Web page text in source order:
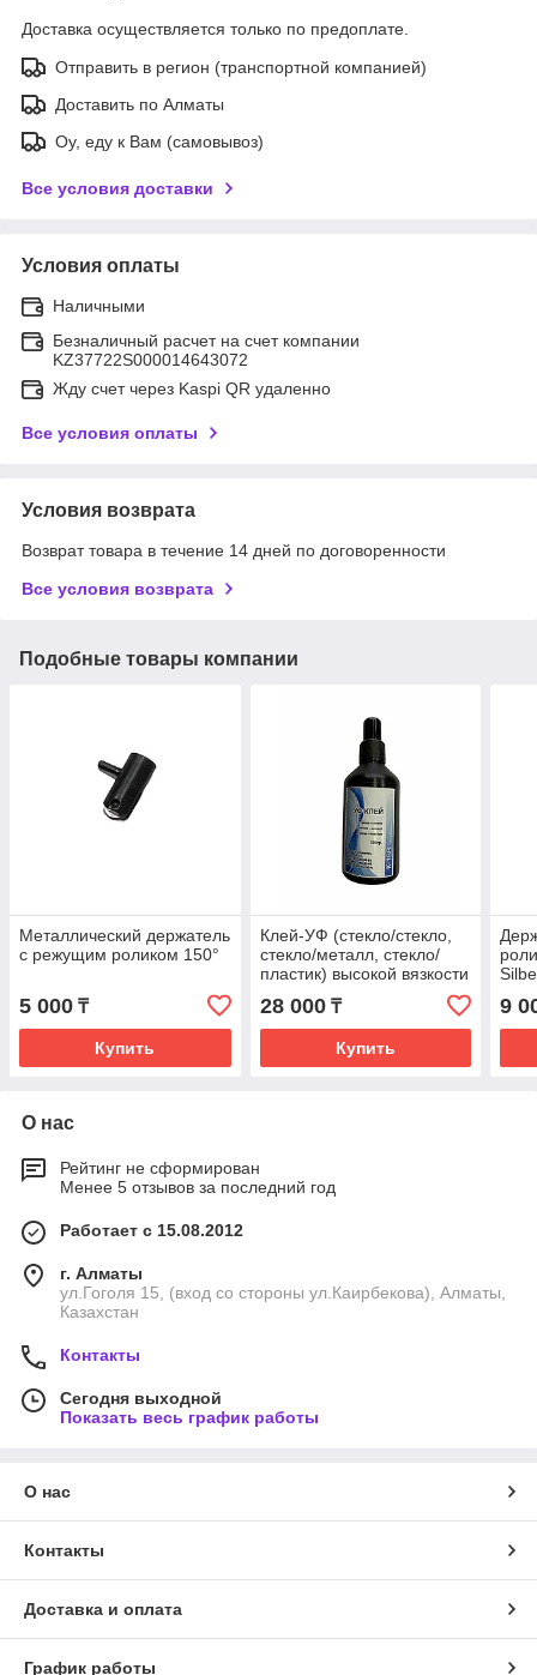
Доставка осуществляется только по предоплате.
Отправить в регион (транспортной компанией)
Доставить по Алматы
Оу, еду к Вам (самовывоз)
Все условия доставки
Условия оплаты
Наличными
Безналичный расчет на счет компании
KZ37722S000014643072
Жду счет через Kaspi QR удаленно
Все условия оплаты
Условия возврата
Возврат товара в течение 14 дней по договоренности
Все условия возврата
Подобные товары компании
Металлический держатель
c режущим роликом 150°
5 000 ₸
Купить
Клей-УФ (стекло/стекло,
стекло/металл, стекло/
пластик) высокой вязкости
600мПа•с, 100гр.
28 000₸
Купить
9
О нас
Рейтинг не сформирован
Менее 5 отзывов за последний год
Работает с 15.08.2012
г. Алматы
ул.Гоголя 15, (вход со стороны ул.Каирбекова), Алматы,
Казахстан
Контакты
Сегодня выходной
Показать весь график работы
О нас
Контакты
Доставка и оплата
График работы